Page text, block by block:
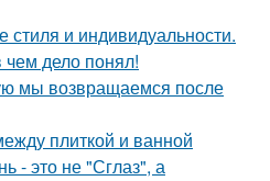
и индивидуальности.
чем дело понял!
мы возвращаемся после
плиткой и ванной
- это не "Сглаз", а